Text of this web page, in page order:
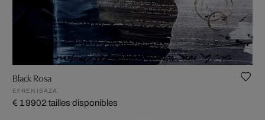
Black Rosa
EFREN ISAZA
€ 1 9902 tailles disponibles